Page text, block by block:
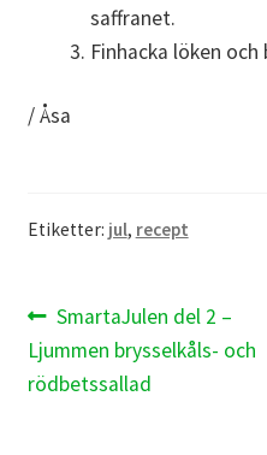
saffranet.
Finhacka löken
/ Åsa
Etiketter: jul, recept
Föregående
inlägg:
SmartaJulen del 2 –
Ljummen brysselkåls- och
rödbetssallad